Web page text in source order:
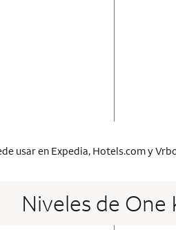
usar en Expedia, Hotels.com y
Niveles de One